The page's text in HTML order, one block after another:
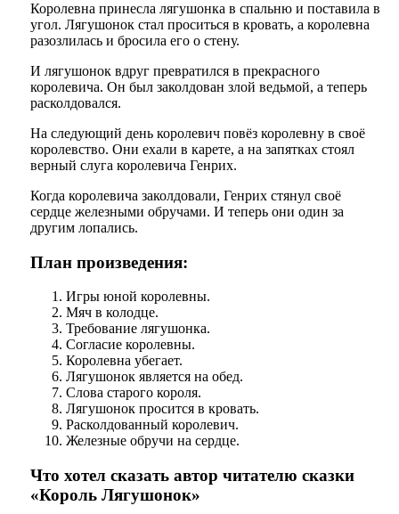
Королевна принесла лягушонка в спальню и поставила в
угол. Лягушонок стал проситься в кровать, а королевна
разозлилась и бросила его о стену.
И лягушонок вдруг превратился в прекрасного
королевича. Он был заколдован злой ведьмой, а теперь
расколдовался.
На следующий день королевич повёз королевну в своё
королевство. Они ехали в карете, а на запятках стоял
верный слуга королевича Генрих.
Когда королевича заколдовали, Генрих стянул своё
сердце железными обручами. И теперь они один за
другим лопались.
План произведения:
Игры юной королевны.
Мяч в колодце.
Требование лягушонка.
Согласие королевны.
Королевна убегает.
Лягушонок является на обед.
Слова старого короля.
Лягушонок просится в кровать.
Расколдованный королевич.
Железные обручи на сердце.
Что хотел сказать автор читателю сказки
«Король Лягушонок»